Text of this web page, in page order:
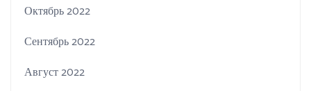
Октябрь 2022
Сентябрь 2022
Август 2022